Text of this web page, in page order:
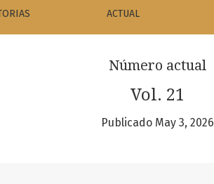
ACTUAL
Número actual
Vol. 21
Publicado May 3, 2026